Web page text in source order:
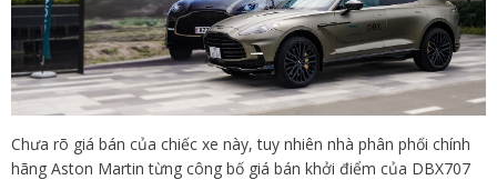
Chưa rõ giá bán của chiếc xe này, tuy nhiên nhà phân phối chính
hãng Aston Martin từng công bố giá bán khởi điểm của DBX707